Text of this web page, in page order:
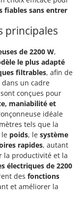
fiables sans entrer
principales
de 2200 W,
le plus adapté
filtrables, afin de
un cadre
conçues pour
maniabilité et
idéale
tels que la
le poids, le système
rapides, autant
la productivité et la
électriques de 2200
des fonctions
et améliorer la